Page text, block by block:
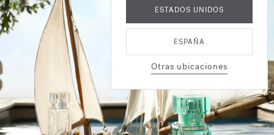
ESTADOS UNIDOS
ESPAÑA
Otras ubicaciones